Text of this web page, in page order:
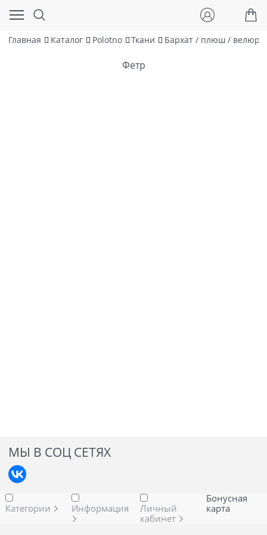
Главная Каталог Polotno Ткани Бархат / плюш / велюр /
Фетр
МЫ В СОЦ СЕТЯХ
Категории Информация
Личный
кабинет
Бонусная
карта